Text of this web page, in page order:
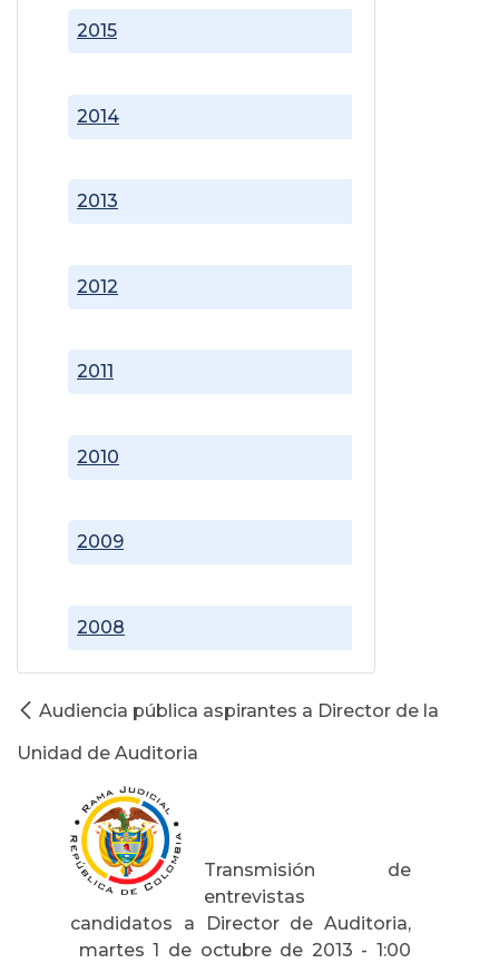
2008
2009
2010
2011
2012
2013
2014
2015
Audiencia pública aspirantes a Director de la
Unidad de Auditoria
Transmisión de
entrevistas
candidatos a Director de Auditoria,
martes 1 de octubre de 2013 - 1:00